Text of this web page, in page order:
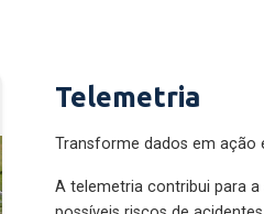
Telemetria
Transforme dados em ação
A telemetria contribui para
possíveis riscos de